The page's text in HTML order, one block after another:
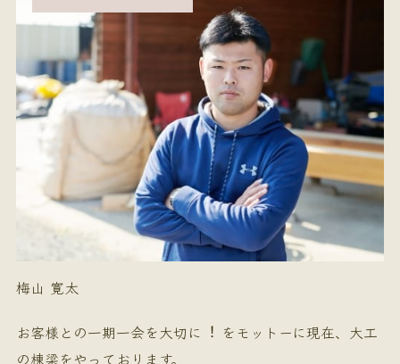
梅山 寛太
お客様との一期一会を大切に︕ をモットーに現在、大工
の棟梁をやっております。